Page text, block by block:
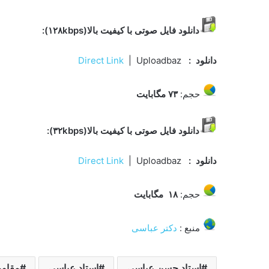
دانلود فایل صوتی با کیفیت بالا(۱۲۸kbps):
دانلود :
Direct Link | Uploadbaz
حجم:۷۳ مگابایت
دانلود فایل صوتی با کیفیت بالا(۳۲kbps):
دانلود :
Direct Link | Uploadbaz
حجم:۱۸ مگابایت
منبع : دکتر عباسی